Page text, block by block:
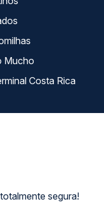
segura!
Mucho
La terminal Costa Rica